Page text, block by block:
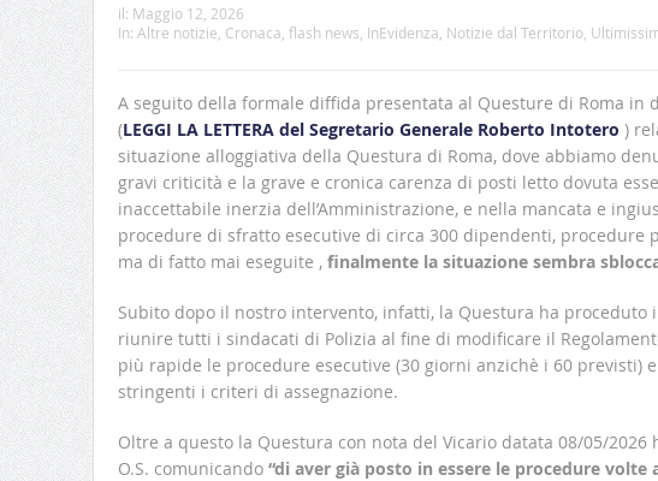
il: Maggio 12, 2026
In: Altre notizie Cronaca flash news InEvidenza Notizie dal Territorio,
A seguito della formale diffida presentata al Questure di Roma in
(LEGGI LA LETTERA del Segretario Generale Roberto Intotero )
situazione alloggiativa della Questura di Roma, dove abbiamo
gravi criticità e la grave e cronica carenza di posti letto dovuta
inaccettabile inerzia dell’Amministrazione, e nella mancata e
procedure di sfratto esecutive di circa 300 dipendenti, procedure
ma di fatto mai eseguite , finalmente la situazione sembra
Subito dopo il nostro intervento, infatti, la Questura ha proceduto
riunire tutti i sindacati di Polizia al fine di modificare il
più rapide le procedure esecutive (30 giorni anzichè i 60 previsti)
stringenti i criteri di assegnazione.
Oltre a questo la Questura con nota del Vicario datata 08/05/2026
O.S. comunicando “di aver già posto in essere le procedure volte